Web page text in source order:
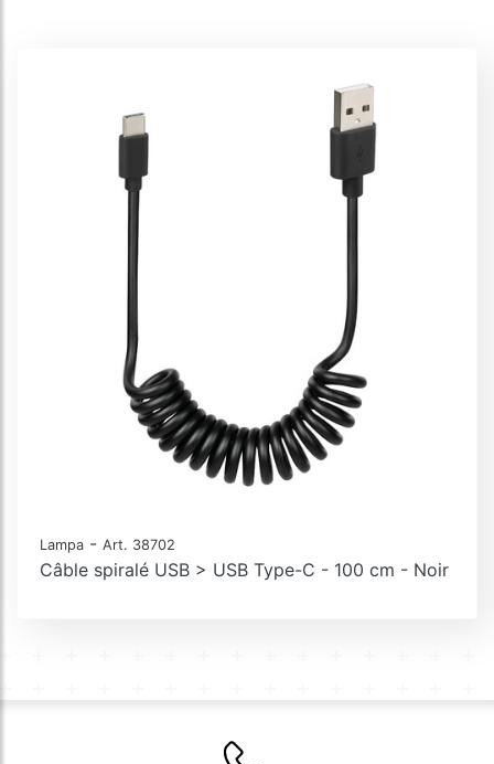
Lampa - Art. 38702
Câble spiralé USB > USB Type-C - 100 cm - Noir